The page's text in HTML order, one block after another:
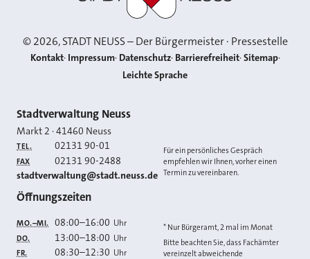
©2026, STADT NEUSS – Der Bürgermeister · Pressestelle
Kontakt Impressum Datenschutz Barrierefreiheit Sitemap
Leichte Sprache
Kontakt
Stadtverwaltung Neuss
Markt 2 ·41460 Neuss
TEL. 02131 90-01
FAX 02131 90-2488
E-MAIL
stadtverwaltung@stadt.neuss.de
Für ein persönliches Gespräch
empfehlen wir Ihnen, vorher einen
Termin zu vereinbaren.
Öffnungszeiten
MO.–MI. 08:00–16:00 Uhr
DO. 13:00–18:00 Uhr
FR. 08:30–12:30 Uhr
* Nur Bürgeramt, 2 mal im Monat
Bitte beachten Sie, dass Fachämter
vereinzelt abweichende